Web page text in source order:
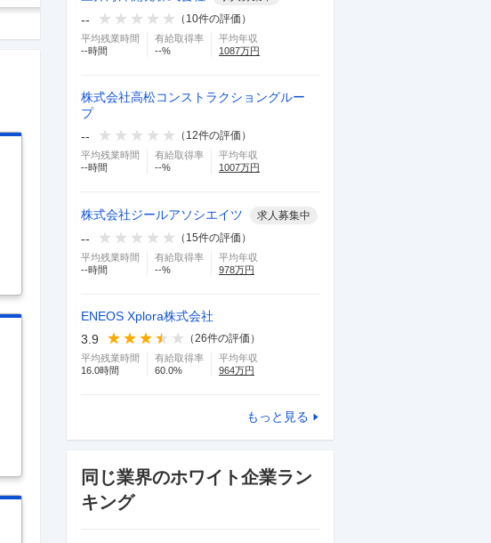
-- （ 10件の評価）
平均残業時間
--時間
有給取得率
--%
平均年収
1087万円
株式会社高松コンストラクショングルー
プ
--
（ 12件の評価）
平均残業時間
--時間
有給取得率
--%
平均年収
1007万円
株式会社ジールアソシエイツ 求人募集中
-- （ 15件の評価）
平均残業時間
--時間
有給取得率
--%
平均年収
978万円
ENEOS Xplora株式会社
3.9
（26件の評価）
平均残業時間
16.0時間
有給取得率
60.0%
平均年収
964万円
もっと見る
同じ業界のホワイト企業ラン
キング